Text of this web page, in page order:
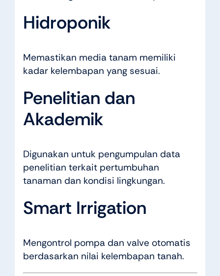
Hidroponik
Memastikan media tanam memiliki
kadar kelembapan yang sesuai.
Penelitian dan
Akademik
Digunakan untuk pengumpulan data
penelitian terkait pertumbuhan
tanaman dan kondisi lingkungan.
Smart Irrigation
Mengontrol pompa dan valve otomatis
berdasarkan nilai kelembapan tanah.